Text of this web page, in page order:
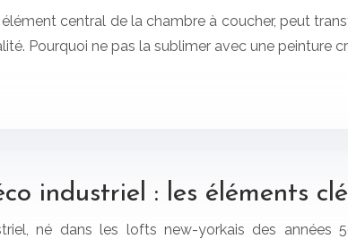
central de la chambre à coucher, peut
Pourquoi ne pas la sublimer avec une peinture
industriel : les éléments
né dans les lofts new-yorkais des années